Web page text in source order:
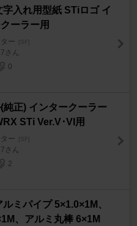
字入れ用型紙 STiロゴ イ
ーラー用
ー [SF]
さん
0
純正) インタークーラー
STi Ver.V･VI用
ー [SF]
さん
2
ミパイプ 5×1.0×1M、
、アルミ丸棒 6×1M